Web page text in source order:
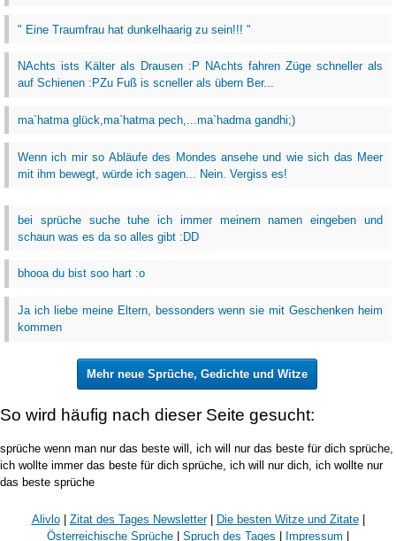
" Eine Traumfrau hat dunkelhaarig zu sein!!! "
NAchts ists Kälter als Drausen :P NAchts fahren Züge schneller als
auf Schienen :PZu Fuß is scneller als übern Ber...
ma`hatma glück,ma`hatma pech,...ma`hadma gandhi;)
Wenn ich mir so Abläufe des Mondes ansehe und wie sich das Meer
mit ihm bewegt, würde ich sagen... Nein. Vergiss es!
bei sprüche suche tuhe ich immer meinem namen eingeben und
schaun was es da so alles gibt :DD
bhooa du bist soo hart :o
Ja ich liebe meine Eltern, bessonders wenn sie mit Geschenken heim
kommen
Mehr neue Sprüche, Gedichte und Witze
So wird häufig nach dieser Seite gesucht:
sprüche wenn man nur das beste will, ich will nur das beste für dich sprüche,
ich wollte immer das beste für dich sprüche, ich will nur dich, ich wollte nur
das beste sprüche
Alivlo| Zitat des Tages Newsletter| Die besten Witze und Zitate|
Österreichische Sprüche
Spruch des Tages Impressum